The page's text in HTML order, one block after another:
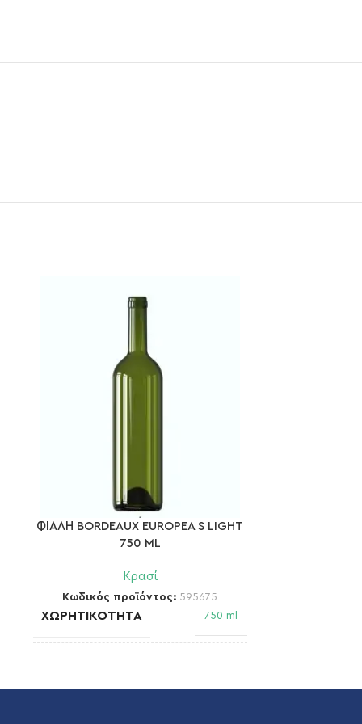
ΦΙΑΛΗ BORDEAUX EUROPEA S LIGHT
750 ML
Κρασί
Κωδικός προϊόντος: 595675
ΧΩΡΗΤΙΚΌΤΗΤΑ 750 ml